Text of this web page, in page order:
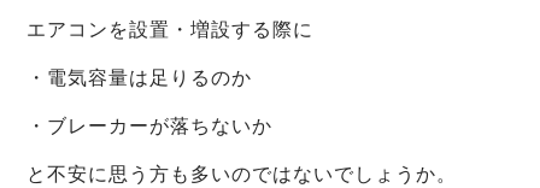
エアコンを設置・増設する際に
・電気容量は足りるのか
・ブレーカーが落ちないか
と不安に思う方も多いのではないでしょうか。